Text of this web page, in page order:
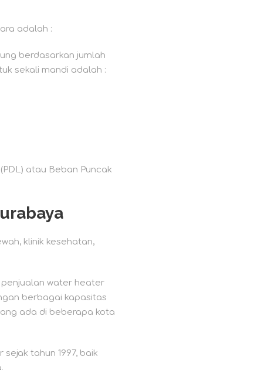
adalah :
berdasarkan jumlah
sekali mandi adalah :
atau Beban Puncak
klinik kesehatan,
penjualan water heater
berbagai kapasitas
ada di beberapa kota
tahun 1997, baik